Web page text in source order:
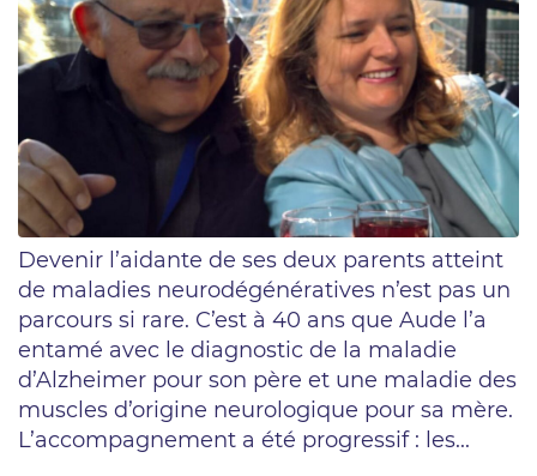
Devenir l’aidante de ses deux parents atteint
de maladies neurodégénératives n’est pas un
parcours si rare. C’est à 40 ans que Aude l’a
entamé avec le diagnostic de la maladie
d’Alzheimer pour son père et une maladie des
muscles d’origine neurologique pour sa mère.
L’accompagnement a été progressif : les...